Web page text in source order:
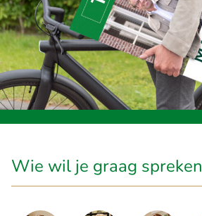
Wie wil je graag spreken